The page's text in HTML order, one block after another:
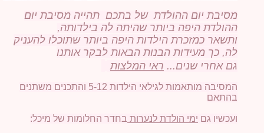
מסיבת יום ההולדת של בתכם תהייה מסיבת יום
ההולדת היפה ביותר שהיתה לה בילדותה,
ותשאר כמזכרת הילדות היפה ביותר שתוכלו להעניק
לה, כך מעידות הבנות הבאות לבקר אותנו
גם אחרי שנים... ראי המלצות
המסיבה מותאמות לגילאי הילדות 5-12 והתכנים משתנים
בהתאם
ועכשיו גם ימי הולדת לנערות בחדר החלומות של מיכל: